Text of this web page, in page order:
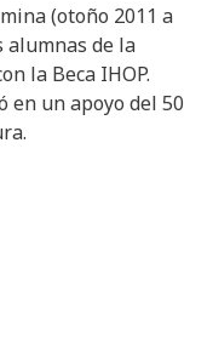
(otoño 2011 a
alumnas de la
la Beca IHOP.
en un apoyo del 50